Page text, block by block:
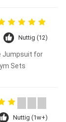
Nuttig (12)
Jumpsuit for
Sets
Nuttig (1w+)